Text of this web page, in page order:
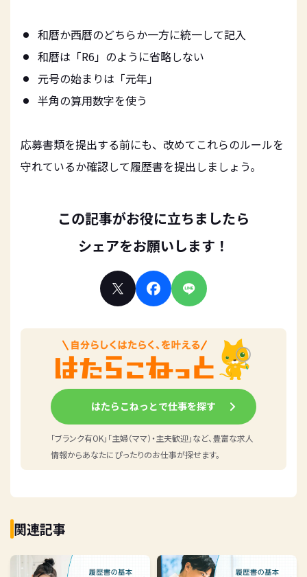
和暦か西暦のどちらか一方に統一して記入
和暦は「R6」のように省略しない
元号の始まりは「元年」
半角の算用数字を使う
応募書類を提出する前にも、改めてこれらのルールを
守れているか確認して履歴書を提出しましょう。
この記事がお役に立ちましたら
シェアをお願いします！
はたらこねっとで仕事を探す
「ブランク有OK」「主婦（ママ）・主夫歓迎」など、豊富な求人
情報からあなたにぴったりのお仕事が探せます。
関連記事